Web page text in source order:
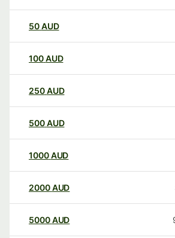
50AUD
100AUD
250AUD
500AUD
1000AUD
2000AUD
5000AUD